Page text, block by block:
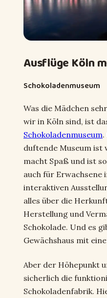
Ausflüge Köln
Schokoladenmuseum
Was die Mädchen
wir in Köln sind, ist
Schokoladenmuseum.
duftende Museum ist
macht Spaß und ist
auch für Erwachsene
interaktiven
alles über die
Herstellung und
Schokolade. Und es
Gewächshaus mit
Aber der Höhepunkt
sicherlich die
Schokoladenfabrik.